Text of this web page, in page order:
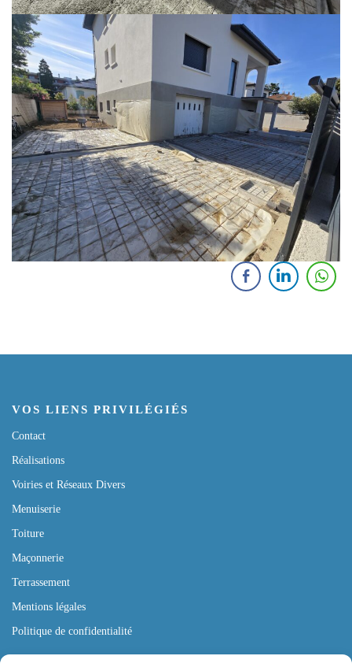
VOS LIENS PRIVILÉGIÉS
Contact
Réalisations
Voiries et Réseaux Divers
Menuiserie
Toiture
Maçonnerie
Terrassement
Mentions légales
Politique de confidentialité